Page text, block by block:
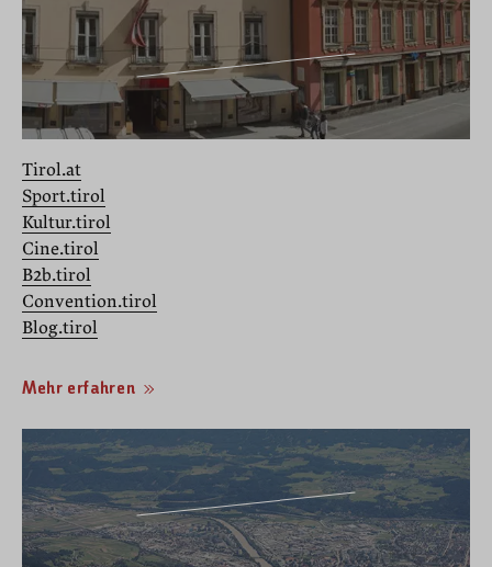
Tirol.at
Sport.tirol
Kultur.tirol
Cine.tirol
B2b.tirol
Convention.tirol
Blog.tirol
Mehr erfahren